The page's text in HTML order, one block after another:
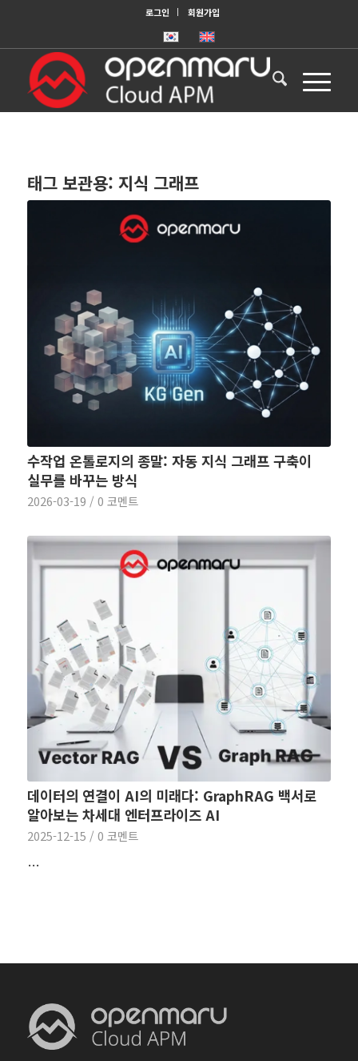
로그인 회원가입
태그 보관용: 지식 그래프
수작업 온톨로지의 종말: 자동 지식 그래프 구축이
실무를 바꾸는 방식
2026-03-19 / 0 코멘트
데이터의 연결이 AI의 미래다: GraphRAG 백서로
알아보는 차세대 엔터프라이즈 AI
2025-12-15 / 0 코멘트
…